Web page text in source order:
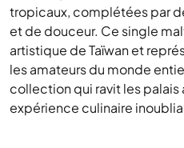
tropicaux, complétées par
et de douceur. Ce single
artistique de Taïwan et
les amateurs du monde
collection qui ravit les palais
expérience culinaire